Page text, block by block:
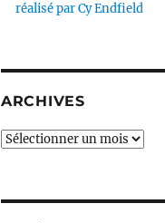
réalisé par Cy Endfield
ARCHIVES
Archives